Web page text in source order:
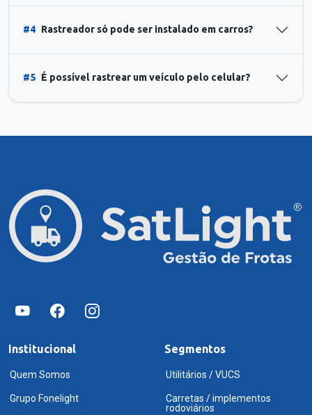
#4 Rastreador só pode ser instalado em carros?
#5 É possível rastrear um veículo pelo celular?
Institucional
Quem Somos
Grupo Fonelight
Segmentos
Utilitários / VUCS
Carretas / implementos
rodoviários